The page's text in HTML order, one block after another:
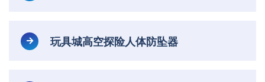
玩具城高空探险人体防坠器